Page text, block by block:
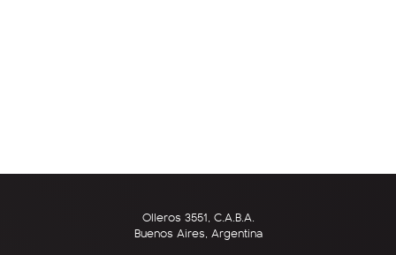
Olleros 3551, C.A.B.A.
Buenos Aires, Argentina